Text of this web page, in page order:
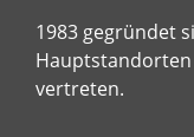
1983 gegründet
vertreten.